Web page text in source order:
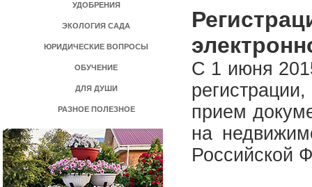
УДОБРЕНИЯ
ЭКОЛОГИЯ САДА
ЮРИДИЧЕСКИЕ ВОПРОСЫ
ОБУЧЕНИЕ
ДЛЯ ДУШИ
РАЗНОЕ ПОЛЕЗНОЕ
С 1 июня
прием
на
Российской